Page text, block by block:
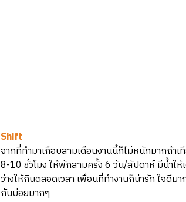
Shift
จากที่ทำมาเกือบสามเดือนงานนี้ก็ไม่หนักมากถ้าเ
8-10 ชั่วโมง ให้พักสามครั้ง 6 วัน/สัปดาห์ มีน้ำให้
ว่างให้กินตลอดเวลา เพื่อนที่ทำงานก็น่ารัก ใจดีม
กันบ่อยมากๆ